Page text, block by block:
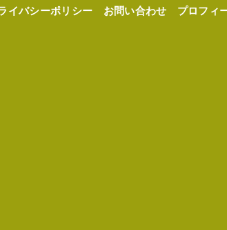
イバシーポリシー お問い合わせ プロフィ